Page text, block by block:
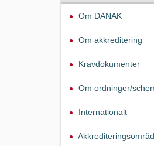
Om DANAK
Om akkreditering
Kravdokumenter
Om ordninger/
Internationalt